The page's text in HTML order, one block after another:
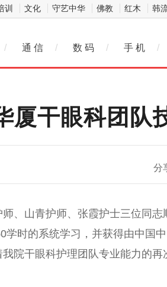
训 文化 守艺中华 佛教 红木 韩
/ 通 信 / 数 码 / 手 机 /
厦干眼科团队
分
、山青护师、张霞护士三位同志
学时的系统学习 ，并获得由中国 中
院干眼科护理团队专业能力的再